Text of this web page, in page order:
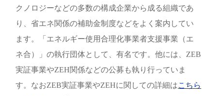
クノロジーなどの多数の構成企業から成る組織であ
り、省エネ関係の補助金制度などをよく案内してい
ます。「エネルギー使用合理化事業者支援事業（エ
ネ合）」の執行団体として、有名です。他には、ZEB
実証事業やZEH関係などの公募も執り行っていま
す。なおZEB実証事業やZEHに関しての詳細はこちら